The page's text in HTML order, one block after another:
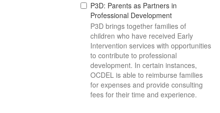
P3D: Parents as Partners in
Professional Development
P3D brings together families of
children who have received Early
Intervention services with opportunities
to contribute to professional
development. In certain instances,
OCDEL is able to reimburse families
for expenses and provide consulting
fees for their time and experience.